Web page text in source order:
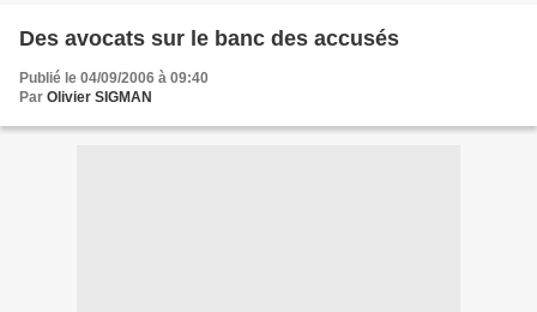
Des avocats sur le banc des accusés
Publié le 04/09/2006 à 09:40
Par Olivier SIGMAN